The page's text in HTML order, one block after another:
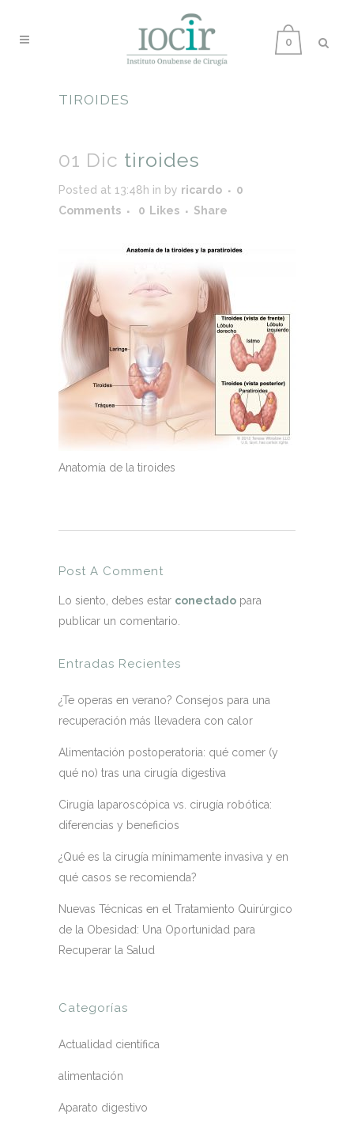
0
TIROIDES
01 Dic tiroides
Posted at 13:48h in by ricardo
0
Comments
0 Likes Share
Anatomía de la tiroides
Post A Comment
Lo siento, debes estar conectado para
publicar un comentario.
Entradas Recientes
¿Te operas en verano? Consejos para una
recuperación más llevadera con calor
Alimentación postoperatoria: qué comer (y
qué no) tras una cirugía digestiva
Cirugía laparoscópica vs. cirugía robótica:
diferencias y beneficios
¿Qué es la cirugía mínimamente invasiva y en
qué casos se recomienda?
Nuevas Técnicas en el Tratamiento Quirúrgico
de la Obesidad: Una Oportunidad para
Recuperar la Salud
Categorías
Actualidad científica
alimentación
Aparato digestivo